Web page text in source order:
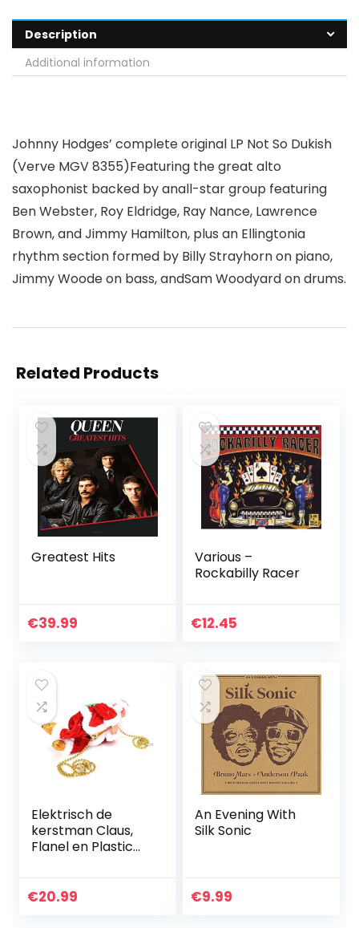
Description
Additional information
Johnny Hodges’ complete original LP Not So Dukish
(Verve MGV 8355)Featuring the great alto
saxophonist backed by anall-star group featuring
Ben Webster, Roy Eldridge, Ray Nance, Lawrence
Brown, and Jimmy Hamilton, plus an Ellingtonia
rhythm section formed by Billy Strayhorn on piano,
Jimmy Woode on bass, andSam Woodyard on drums.
Related Products
Greatest Hits
€39.99
Various –
Rockabilly Racer
€12.45
Elektrisch de
kerstman Claus,
Flanel en Plastic
Ontwerp voor
€20.99
An Evening With
Silk Sonic
€9.99